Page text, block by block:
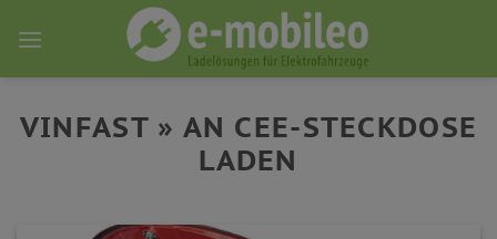
VINFAST » AN CEE-STECKDOSE
LADEN